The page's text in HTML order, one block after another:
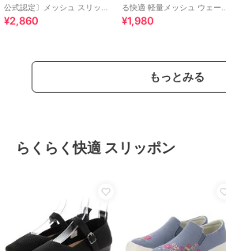
公式認定〕メッシュ スリッポ
ン スニーカーサンダル
¥2,860
る快適 軽量メッシュ ウェーブ
ソール スリッポン スニーカー
¥1,980
もっとみる
らくらく快適 スリッポン